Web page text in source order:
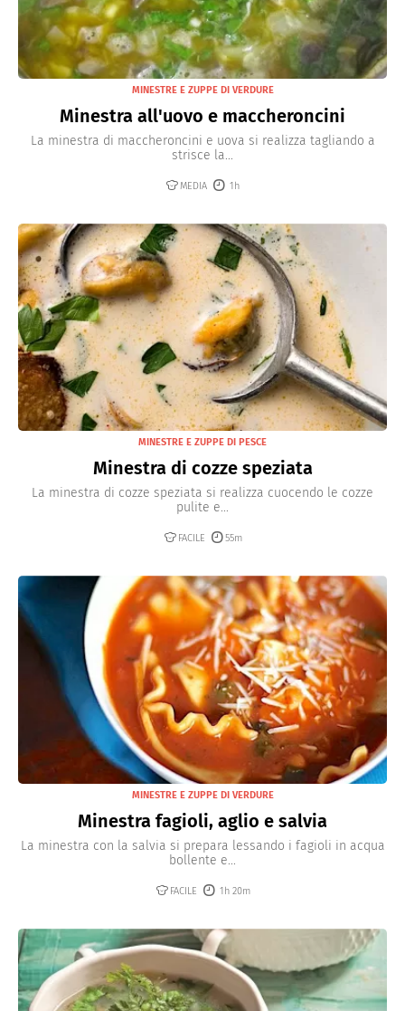
MINESTRE E ZUPPE DI VERDURE
Minestra all'uovo e maccheroncini
La minestra di maccheroncini e uova si realizza tagliando a
strisce la...
MEDIA 1h
MINESTRE E ZUPPE DI PESCE
Minestra di cozze speziata
La minestra di cozze speziata si realizza cuocendo le cozze
pulite e...
FACILE 55m
MINESTRE E ZUPPE DI VERDURE
Minestra fagioli, aglio e salvia
La minestra con la salvia si prepara lessando i fagioli in acqua
bollente e...
FACILE 1h 20m